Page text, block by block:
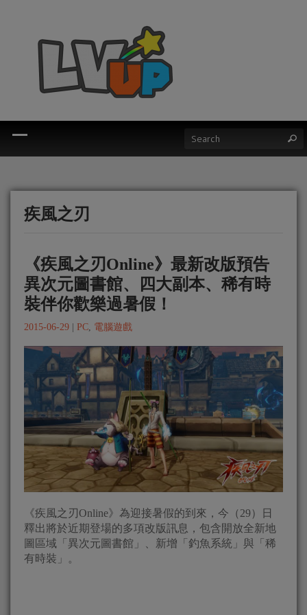
疾風之刃
《疾風之刃Online》最新改版預告
異次元圖書館、四大副本、稀有時
裝伴你歡樂過暑假！
2015-06-29 PC, 電腦遊戲
《疾風之刃Online》為迎接暑假的到來，今（29）日
釋出將於近期登場的多項改版訊息，包含開放全新地
圖區域「異次元圖書館」、新增「釣魚系統」與「稀
有時裝」。